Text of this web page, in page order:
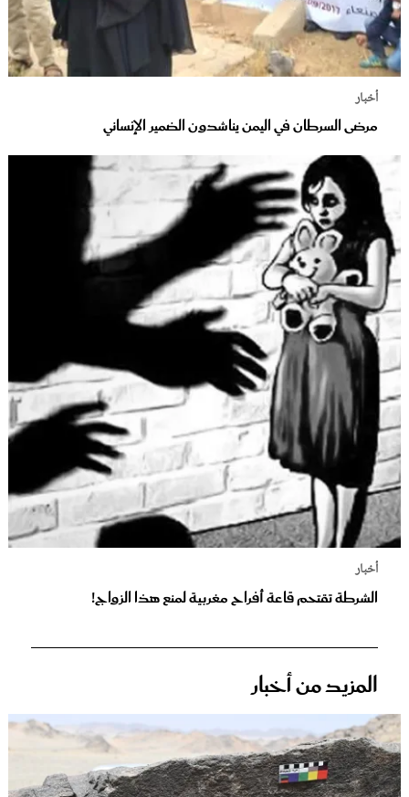
أخبار
مرضى السرطان في اليمن يناشدون الضمير الإنساني
أخبار
الشرطة تقتحم قاعة أفراح مغربية لمنع هذا الزواج!
المزيد من أخبار